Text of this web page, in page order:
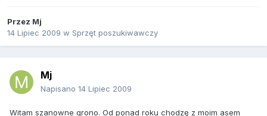
Przez Mj
14 Lipiec 2009 w Sprzęt poszukiwawczy
Mj
Napisano 14 Lipiec 2009
Witam szanowne grono. Od ponad roku chodzę z moim asem